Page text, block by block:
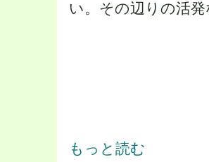
い。その辺りの活
公開講演会実施報告(2024/07/08) に
もっと読む